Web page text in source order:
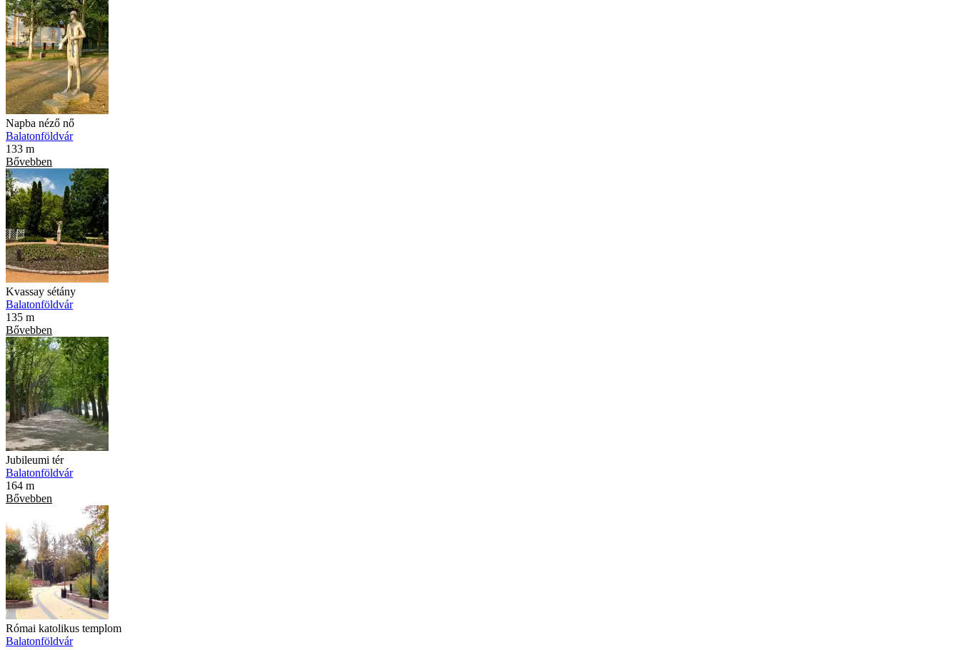
Napba néző nő
Balatonföldvár
133 m
Bővebben
Kvassay sétány
Balatonföldvár
135 m
Bővebben
Jubileumi tér
Balatonföldvár
164 m
Bővebben
Római katolikus templom
Balatonföldvár